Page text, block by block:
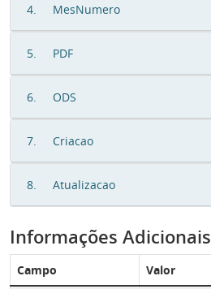
4. MesNumero
5. PDF
6. ODS
7. Criacao
8. Atualizacao
Informações Adicionais
Campo Valor